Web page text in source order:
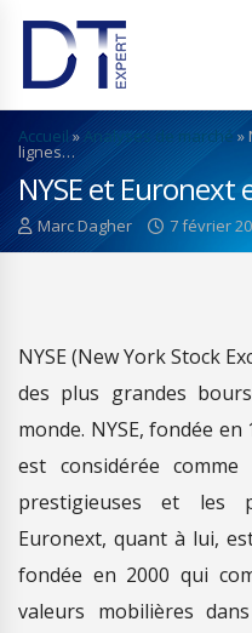
Accueil »Analyses de marché »
lignes…
NYSE et
Marc Dagher 7 février
NYSE (New York Stock
des plus grandes
monde. NYSE, fondée
est considérée
prestigieuses et les
Euronext, quant à lui,
fondée en 2000 qui
valeurs mobilières